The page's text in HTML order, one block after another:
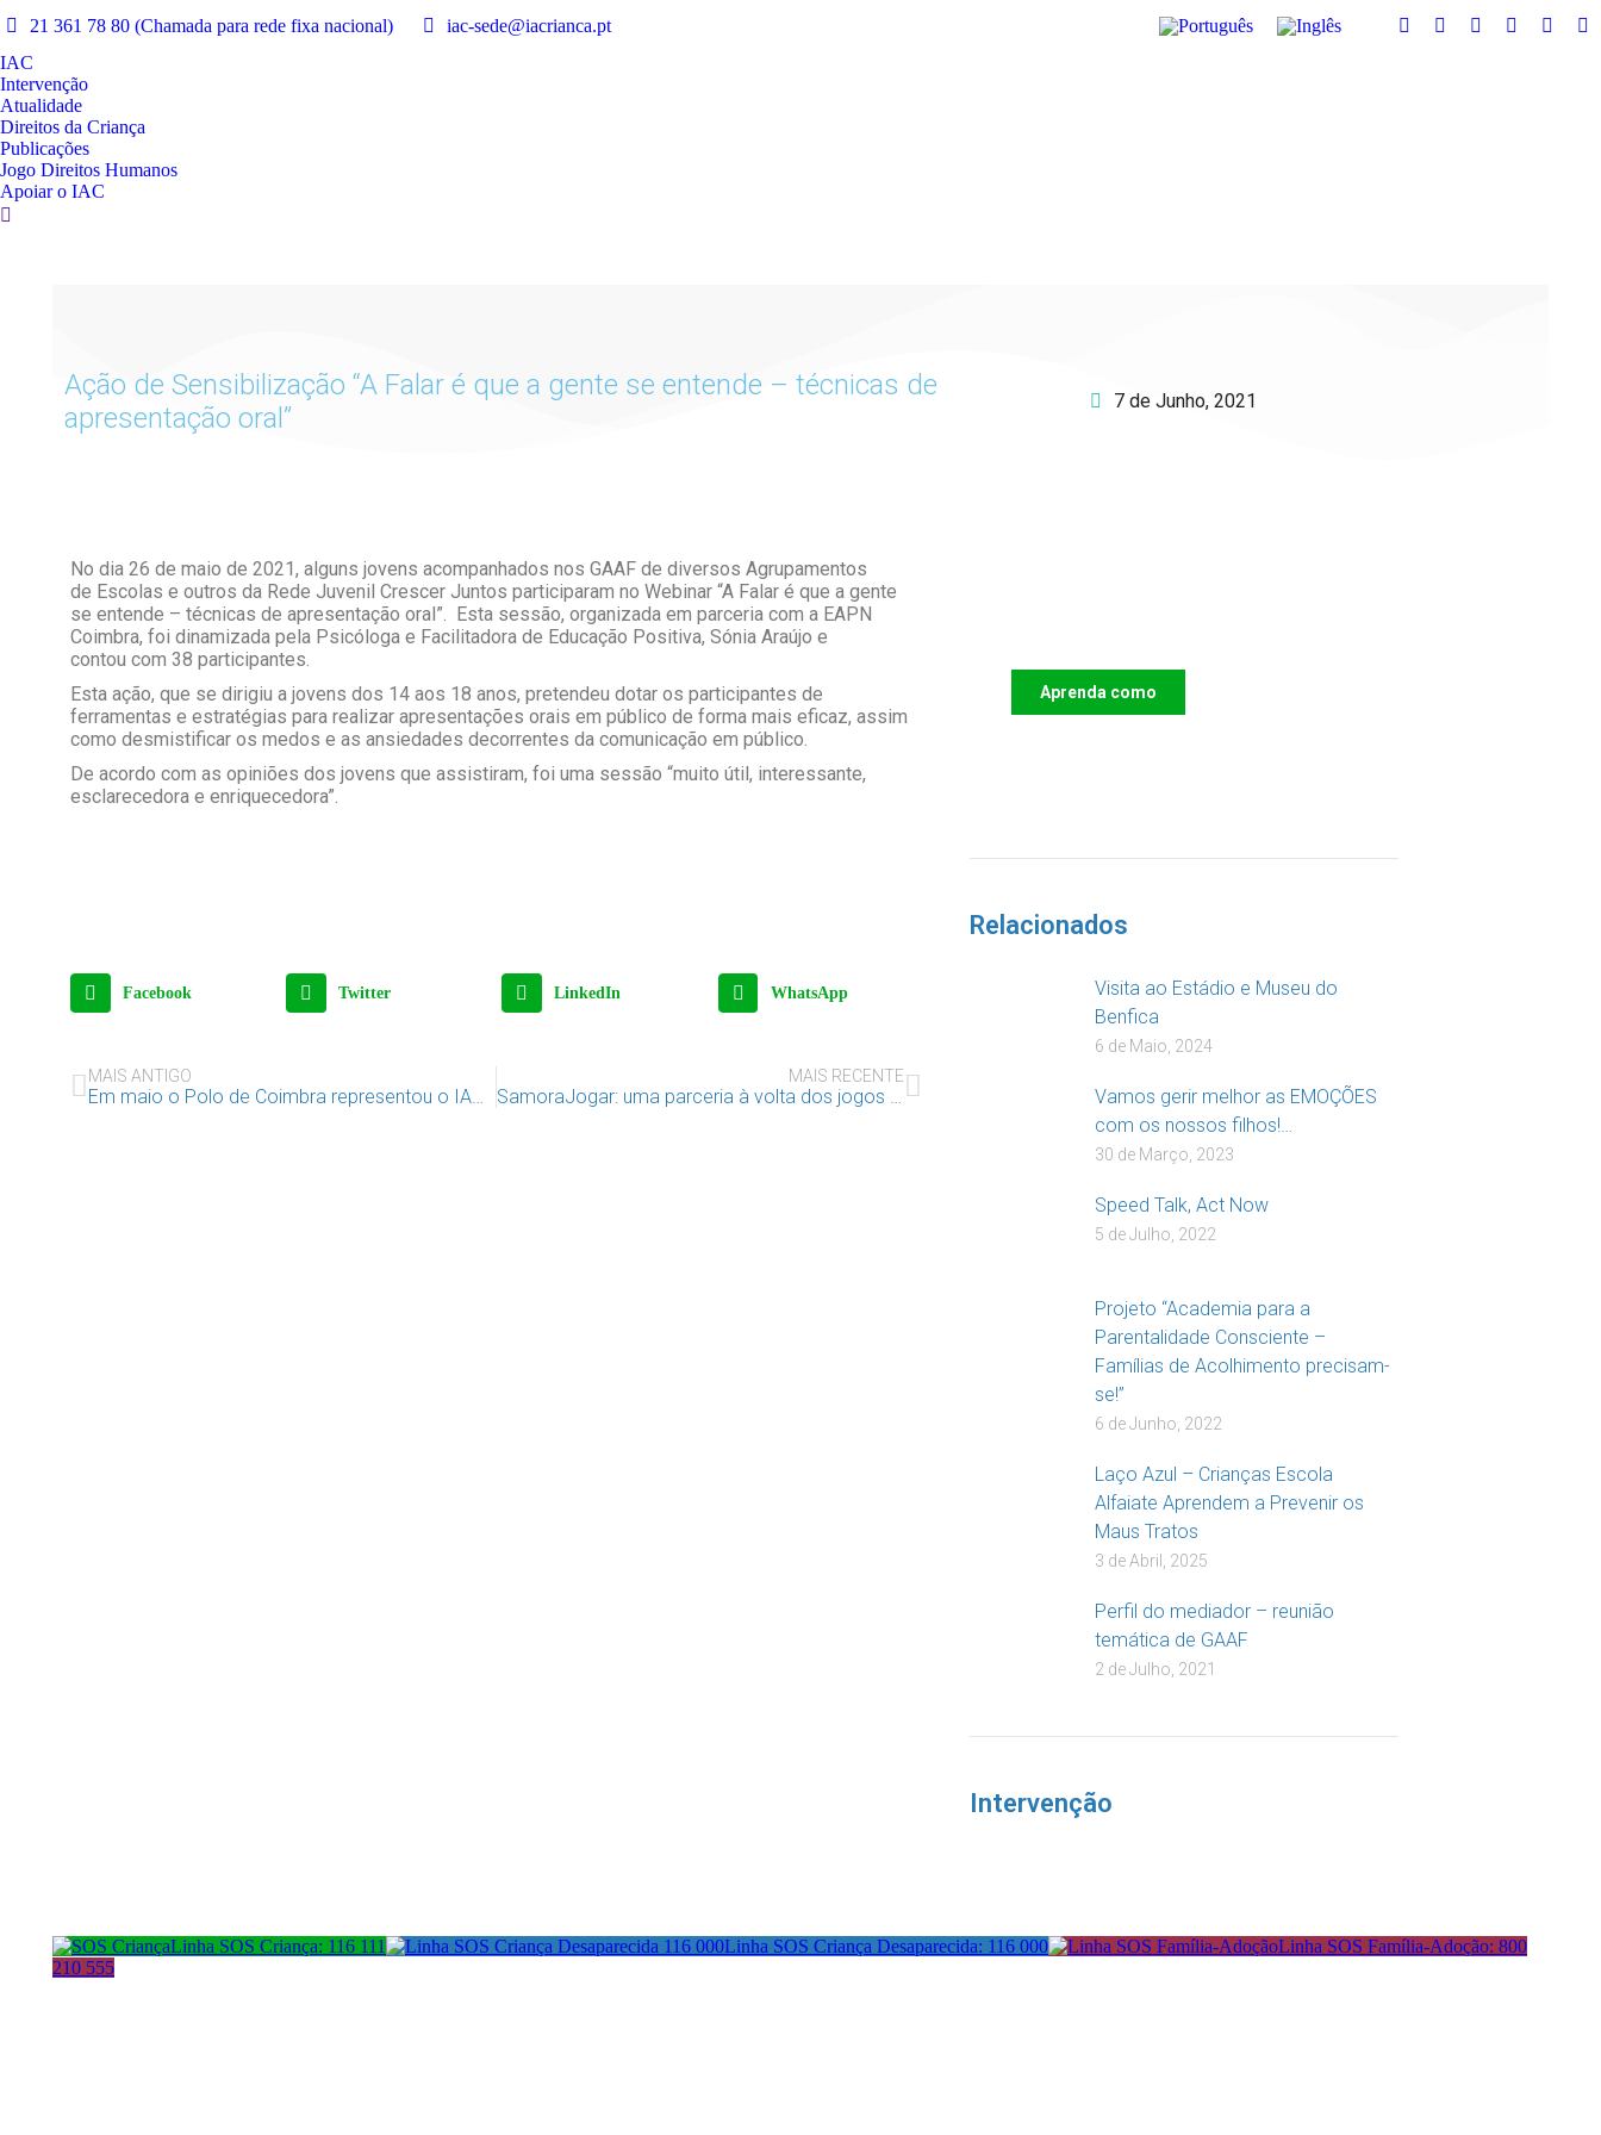
21 361 78 80 (Chamada para rede fixa nacional)
iac-sede@iacrianca.pt
IAC
Intervenção
Atualidade
Direitos da Criança
Publicações
Jogo Direitos Humanos
Apoiar o IAC
Ação de Sensibilização “A Falar é que a gente se entende – técnicas de
apresentação oral”
7 de Junho, 2021
No dia 26 de maio de 2021, alguns jovens acompanhados nos GAAF de diversos Agrupamentos
de Escolas e outros da Rede Juvenil Crescer Juntos participaram no Webinar “A Falar é que a gente
se entende – técnicas de apresentação oral”. Esta sessão, organizada em parceria com a EAPN
Coimbra, foi dinamizada pela Psicóloga e Facilitadora de Educação Positiva, Sónia Araújo e
contou com 38 participantes.
Esta ação, que se dirigiu a jovens dos 14 aos 18 anos, pretendeu dotar os participantes de
ferramentas e estratégias para realizar apresentações orais em público de forma mais eficaz, assim
como desmistificar os medos e as ansiedades decorrentes da comunicação em público.
De acordo com as opiniões dos jovens que assistiram, foi uma sessão “muito útil, interessante,
esclarecedora e enriquecedora”.
Facebook Twitter LinkedIn WhatsApp
MAIS ANTIGO
Em maio o Polo de Coimbra representou o IAC em vários webinares em que o Direito à Educação foi o tema central
MAIS RECENTE
SamoraJogar: uma parceria à volta dos jogos de tabuleiro!
Aprenda como
Relacionados
Visita ao Estádio e Museu do
Benfica
6 de Maio, 2024
Vamos gerir melhor as EMOÇÕES
com os nossos filhos!…
30 de Março, 2023
Speed Talk, Act Now
5 de Julho, 2022
Projeto “Academia para a
Parentalidade Consciente –
Famílias de Acolhimento precisam-
se!”
6 de Junho, 2022
Laço Azul – Crianças Escola
Alfaiate Aprendem a Prevenir os
Maus Tratos
3 de Abril, 2025
Perfil do mediador – reunião
temática de GAAF
2 de Julho, 2021
Intervenção
Linha SOS Criança: 116 111 Linha SOS Criança Desaparecida: 116 000
Linha SOS Família-Adoção: 800
210 555